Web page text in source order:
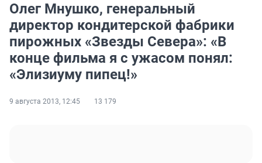
Олег Мнушко, генеральный
директор кондитерской фабрики
пирожных «Звезды Севера»: «В
конце фильма я с ужасом понял:
«Элизиуму пипец!»
9 августа 2013, 12:45 13 179